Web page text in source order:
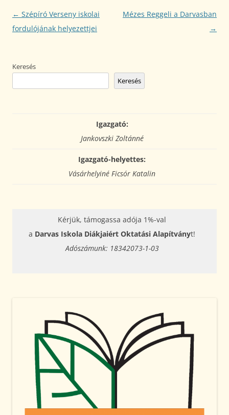
Bejegyzés
navigáció
← Szépíró Verseny iskolai
fordulójának helyezettjei
Mézes Reggeli a Darvasban
→
Keresés
Keresés
Igazgató:
Jankovszki Zoltánné
Igazgató-helyettes:
Vásárhelyiné Ficsór Katalin
Kérjük, támogassa adója 1%-val
a Darvas Iskola Diákjaiért Oktatási Alapítványt!
Adószámunk: 18342073-1-03